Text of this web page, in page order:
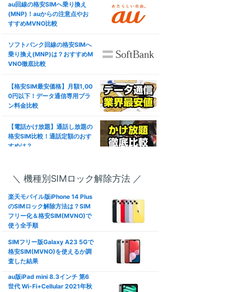
―
792円
(3GB〜/税込)
動作未検証
au回線の格安SIMへ乗り換え
(MNP)！auからの注意点やお
すすめMVNO比較
ソフトバンク回線の格安SIMへ
乗り換え(MNP)は？おすすめM
VNO徹底比較
【格安SIM最安価格】月額1,00
0円以下！データ通信専用プラ
ン料金比較
【電話かけ放題】通話し放題の
格安SIM比較！通話定額のおす
すめは？
安SIM徹底比較！失敗しない選
【口座振替/デビットカード】
クレジットカード不要の格安SI
M徹底比較
家族割は格安SIMでも使える？
家族向けプランおすすめ格安SI
【カウントフリー】データ無制
＼ 機種別SIMロック解除方法 ／
楽天モバイル版iPhone 14 Plus
のSIMロック解除方法は？SIM
フリー化＆格安SIM(MVNO)で
使う全手順
SIMフリー版Galaxy A23 5Gで
格安SIM(MVNO)を使えるか調
査した結果
au版iPad mini 8.3インチ 第6
世代 Wi-Fi+Cellular 2021年秋